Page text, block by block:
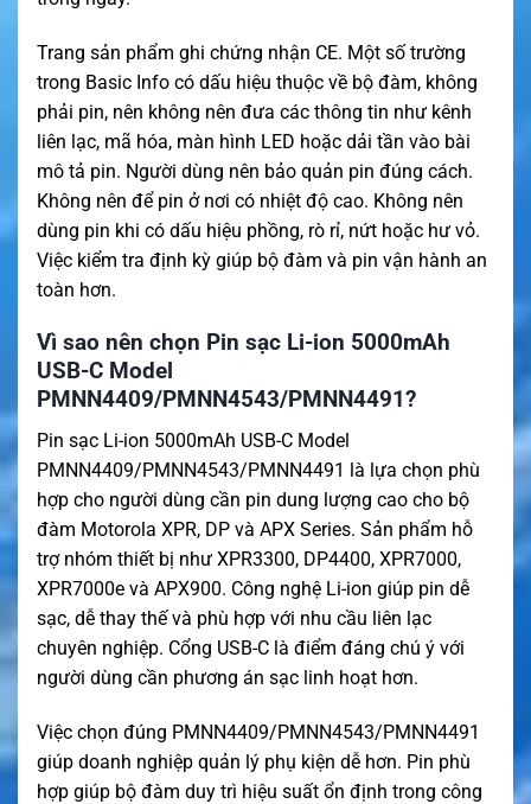
Trang sản phẩm ghi chứng nhận CE. Một số trường
trong Basic Info có dấu hiệu thuộc về bộ đàm, không
phải pin, nên không nên đưa các thông tin như kênh
liên lạc, mã hóa, màn hình LED hoặc dải tần vào bài
mô tả pin. Người dùng nên bảo quản pin đúng cách.
Không nên để pin ở nơi có nhiệt độ cao. Không nên
dùng pin khi có dấu hiệu phồng, rò rỉ, nứt hoặc hư vỏ.
Việc kiểm tra định kỳ giúp bộ đàm và pin vận hành an
toàn hơn.
Vì sao nên chọn Pin sạc Li-ion 5000mAh
USB-C Model
PMNN4409/PMNN4543/PMNN4491?
Pin sạc Li-ion 5000mAh USB-C Model
PMNN4409/PMNN4543/PMNN4491 là lựa chọn phù
hợp cho người dùng cần pin dung lượng cao cho bộ
đàm Motorola XPR, DP và APX Series. Sản phẩm hỗ
trợ nhóm thiết bị như XPR3300, DP4400, XPR7000,
XPR7000e và APX900. Công nghệ Li-ion giúp pin dễ
sạc, dễ thay thế và phù hợp với nhu cầu liên lạc
chuyên nghiệp. Cổng USB-C là điểm đáng chú ý với
người dùng cần phương án sạc linh hoạt hơn.
Việc chọn đúng PMNN4409/PMNN4543/PMNN4491
giúp doanh nghiệp quản lý phụ kiện dễ hơn. Pin phù
hợp giúp bộ đàm duy trì hiệu suất ổn định trong công